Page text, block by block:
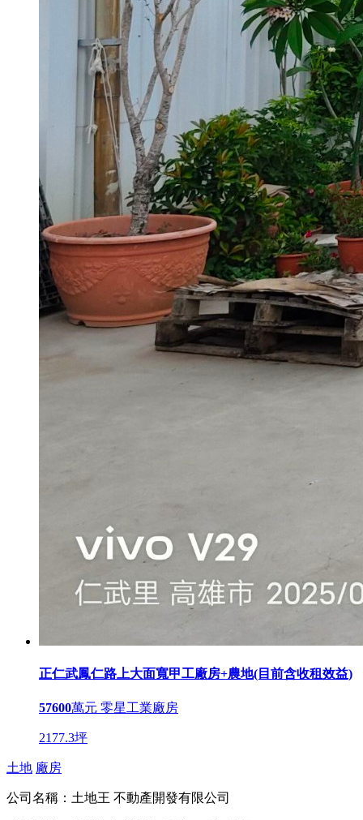
正仁武鳳仁路上大面寬甲工廠房+農地(目前含收租效益)
57600萬元 零星工業廠房
2177.3坪
土地 廠房
公司名稱： 土地王 不動產開發有限公司